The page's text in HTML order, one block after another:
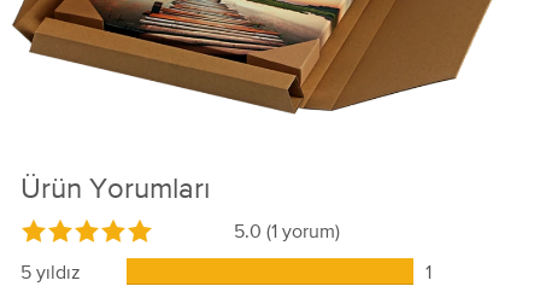
Ürün Yorumları
5.0 (1 yorum)
5 yıldız
1